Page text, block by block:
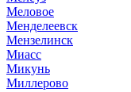
Меловое
Менделеевск
Мензелинск
Миасс
Микунь
Миллерово